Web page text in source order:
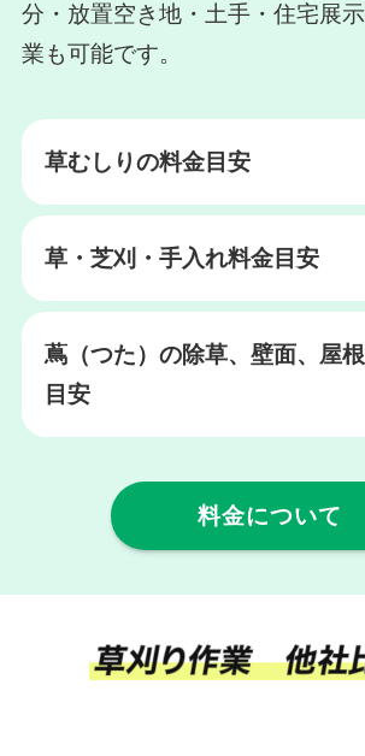
分・放置空き地・土手・住宅展
業も可能です。
草むしりの料金目安
草・芝刈・手入れ料金目安
蔦（つた）の除草、壁面、屋
目安
料金について